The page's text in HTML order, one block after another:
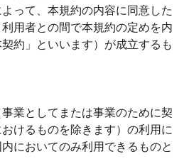
って、本規約の内容に同意した
用者との間で本規約の定めを内
約」といいます）が成立するも
業としてまたは事業のために契
けるものを除きます）の利用に
においてのみ利用できるものと